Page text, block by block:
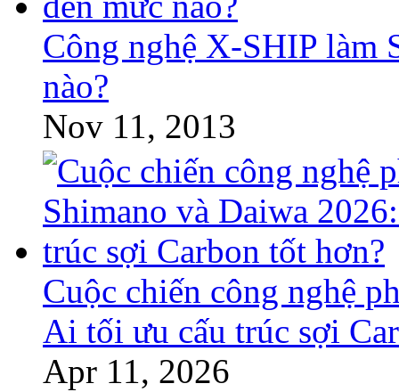
Công nghệ X-SHIP làm
nào?
Nov 11, 2013
Cuộc chiến công nghệ
Ai tối ưu cấu trúc sợi
Apr 11, 2026